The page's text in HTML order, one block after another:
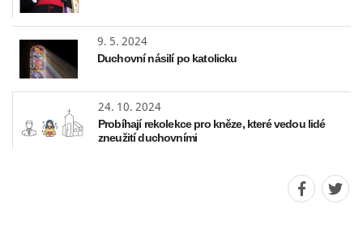
9. 5. 2024
Duchovní násilí po katolicku
24. 10. 2024
Probíhají rekolekce pro kněze, které vedou lidé
zneužití duchovními
Sdílet